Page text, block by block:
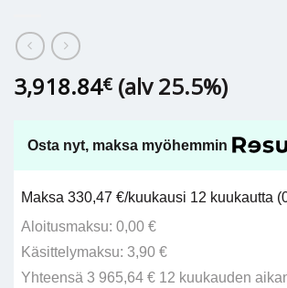
3,918.84€ (alv 25.5%)
Osta nyt, maksa myöhemmin
Maksa 330,47 €/kuukausi 12 kuukautta
Aloitusmaksu: 0,00 €
Käsittelymaksu: 3,90 €
Yhteensä 3 965,64 € 12 kuukauden